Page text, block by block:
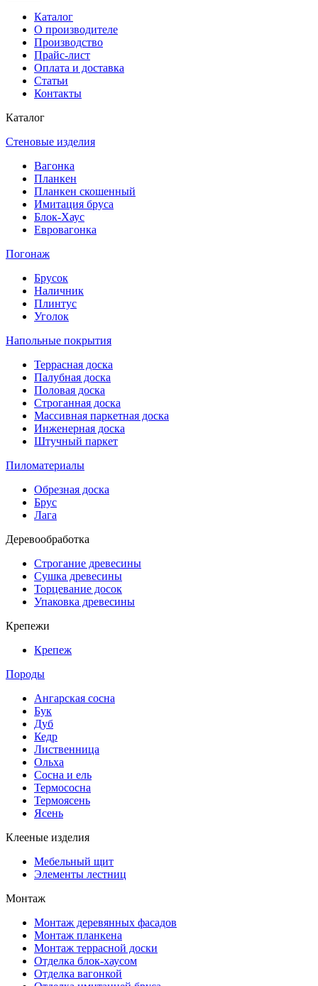
Каталог
О производителе
Производство
Прайс-лист
Оплата и доставка
Статьи
Контакты
Каталог
Стеновые изделия
Вагонка
Планкен
Планкен скошенный
Имитация бруса
Блок-Хаус
Евровагонка
Погонаж
Брусок
Наличник
Плинтус
Уголок
Напольные покрытия
Террасная доска
Палубная доска
Половая доска
Строганная доска
Массивная паркетная доска
Инженерная доска
Штучный паркет
Пиломатериалы
Обрезная доска
Брус
Лага
Деревообработка
Строгание древесины
Сушка древесины
Торцевание досок
Упаковка древесины
Крепежи
Крепеж
Породы
Ангарская сосна
Бук
Дуб
Кедр
Лиственница
Ольха
Сосна и ель
Термососна
Термоясень
Ясень
Клееные изделия
Мебельный щит
Элементы лестниц
Монтаж
Монтаж деревянных фасадов
Монтаж планкена
Монтаж террасной доски
Отделка блок-хаусом
Отделка вагонкой